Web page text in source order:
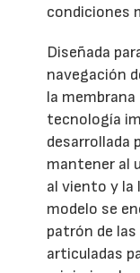
condiciones
Diseñada
navegación
la membrana
tecnología
desarrollada
mantener al
al viento y la
modelo se
patrón de
articuladas